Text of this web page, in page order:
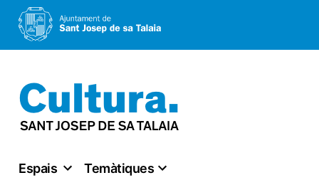
al
contingut
Espais Temàtiques